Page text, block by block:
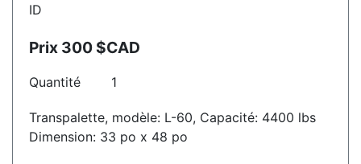
ID
Prix 300 $CAD
Quantité 1
Transpalette, modèle: L-60, Capacité: 4400 lbs
Dimension: 33 po x 48 po